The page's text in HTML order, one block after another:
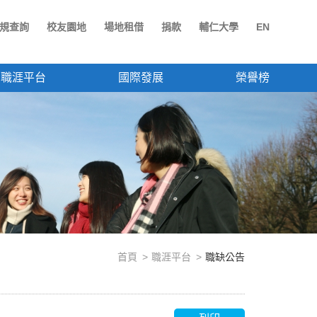
查詢 校友園地 場地租借 捐款 輔仁大學 EN
職涯平台 國際發展 榮譽榜
首頁 職涯平台 職缺公告